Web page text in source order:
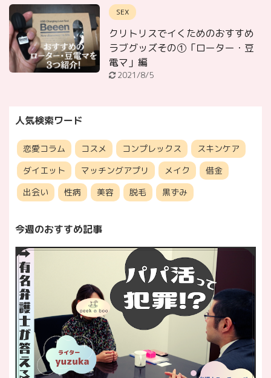
SEX
クリトリスでイくためのおすすめ
ラブグッズその①「ローター・豆
電マ」編
2021/8/5
人気検索ワード
恋愛コラム コスメ コンプレックス
スキンケア
ダイエット
マッチングアプリ メイク
借金
出会い
性病 美容 脱毛 黒ずみ
今週のおすすめ記事